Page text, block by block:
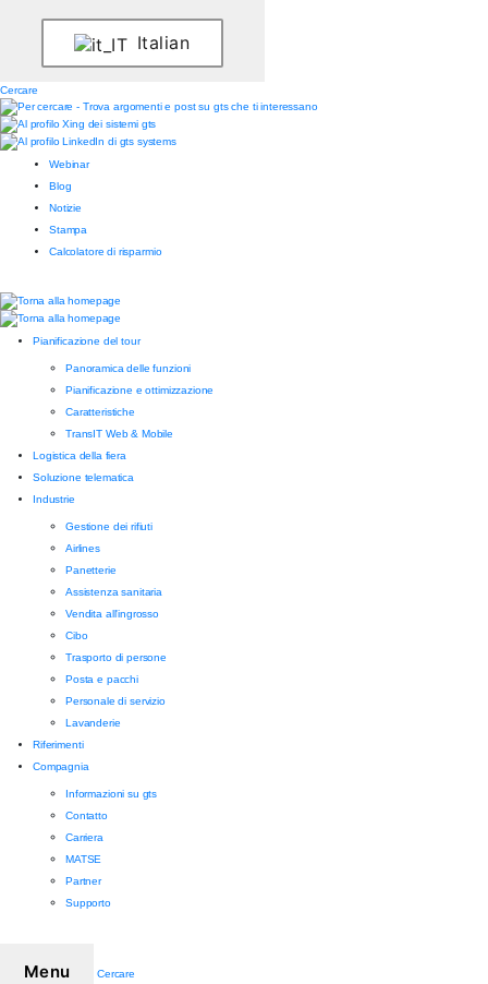
Italian
Cercare
Webinar
Blog
Notizie
Stampa
Calcolatore di risparmio
Pianificazione del tour
Panoramica delle funzioni
Pianificazione e ottimizzazione
Caratteristiche
TransIT Web & Mobile
Logistica della fiera
Soluzione telematica
Industrie
Gestione dei rifiuti
Airlines
Panetterie
Assistenza sanitaria
Vendita all'ingrosso
Cibo
Trasporto di persone
Posta e pacchi
Personale di servizio
Lavanderie
Riferimenti
Compagnia
Informazioni su gts
Contatto
Carriera
MATSE
Partner
Supporto
Menu Cercare